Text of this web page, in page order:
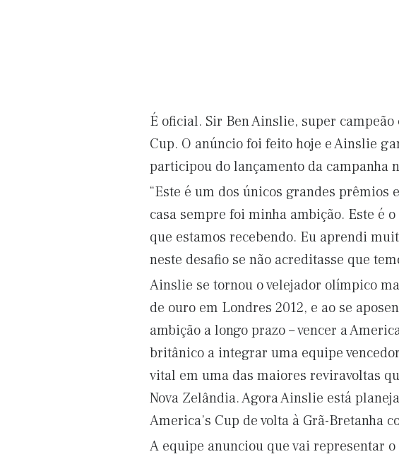
É oficial. Sir Ben Ainslie, super
Cup. O anúncio foi feito hoje e Ainslie
participou do lançamento da campanha
“Este é um dos únicos grandes prêmios
casa sempre foi minha ambição. Este é
que estamos recebendo. Eu aprendi
neste desafio se não acreditasse que
Ainslie se tornou o velejador olímpico
de ouro em Londres 2012, e ao se
ambição a longo prazo – vencer a
britânico a integrar uma equipe
vital em uma das maiores reviravoltas
Nova Zelândia. Agora Ainslie está
America’s Cup de volta à Grã-Bretanha
A equipe anunciou que vai representar